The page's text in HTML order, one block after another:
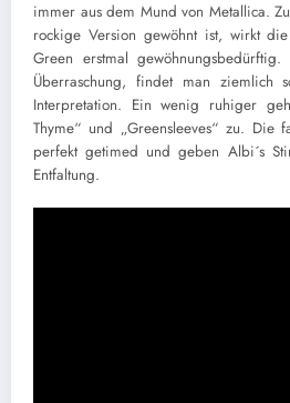
immer aus dem Mund von Metallica.
rockige Version gewöhnt ist, wirkt
Green erstmal
Überraschung, findet man ziemlich
Interpretation. Ein wenig ruhiger
Thyme“ und „Greensleeves“ zu. Die
perfekt getimed und geben Albi´s
Entfaltung.